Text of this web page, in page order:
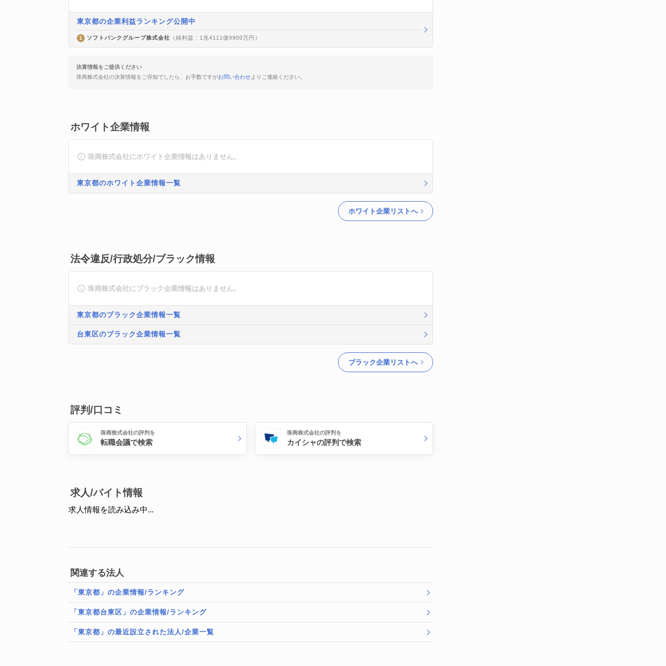
東京都の企業利益ランキング公開中
1 ソフトバンクグループ株式会社 （純利益 : 1兆4111億9900万円）
決算情報をご提供ください
珠商株式会社の決算情報をご存知でしたら、お手数ですがお問い合わせよりご連絡ください。
ホワイト企業情報
珠商株式会社にホワイト企業情報はありません。
東京都のホワイト企業情報一覧
ホワイト企業リストへ
法令違反/行政処分/ブラック情報
珠商株式会社にブラック企業情報はありません。
東京都のブラック企業情報一覧
台東区のブラック企業情報一覧
ブラック企業リストへ
評判/口コミ
珠商株式会社の評判を
転職会議で検索
珠商株式会社の評判を
カイシャの評判で検索
求人/バイト情報
求人情報を読み込み中...
関連する法人
「東京都」の企業情報/ランキング
「東京都台東区」の企業情報/ランキング
「東京都」の最近設立された法人/企業一覧